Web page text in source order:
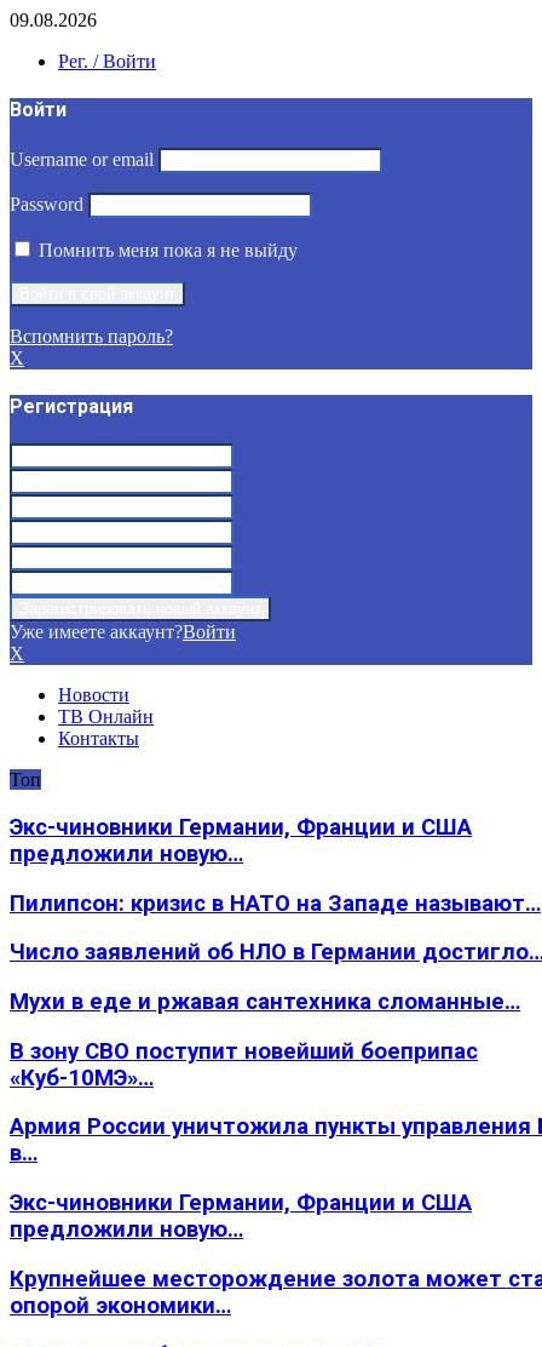
09.08.2026
Рег. / Войти
Войти
Username or email
Password
Помнить меня пока я не выйду
Вспомнить пароль?
X
Регистрация
Уже имеете аккаунт?Войти
X
Новости
ТВ Онлайн
Контакты
Топ
Экс-чиновники Германии, Франции и США
предложили новую…
Пилипсон: кризис в НАТО на Западе называют…
Число заявлений об НЛО в Германии
Мухи в еде и ржавая сантехника сломанные…
В зону СВО поступит новейший боеприпас
«Куб-10МЭ»…
Армия России уничтожила пункты
в…
Экс-чиновники Германии, Франции и США
предложили новую…
Крупнейшее месторождение золота может
опорой экономики…